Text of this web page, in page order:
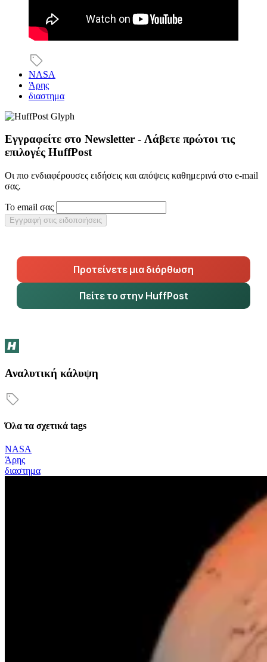
NASA
Άρης
διαστημα
Εγγραφείτε στο Newsletter - Λάβετε πρώτοι τις
επιλογές HuffPost
Οι πιο ενδιαφέρουσες ειδήσεις και απόψεις καθημερινά στο e-mail
σας.
Το email σας
Εγγραφή στις ειδοποιήσεις
Προτείνετε μια διόρθωση
Πείτε το στην HuffPost
Αναλυτική κάλυψη
Όλα τα σχετικά tags
NASA
Άρης
διαστημα